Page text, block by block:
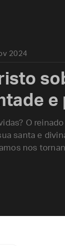
2024
e
O
santa e
nos